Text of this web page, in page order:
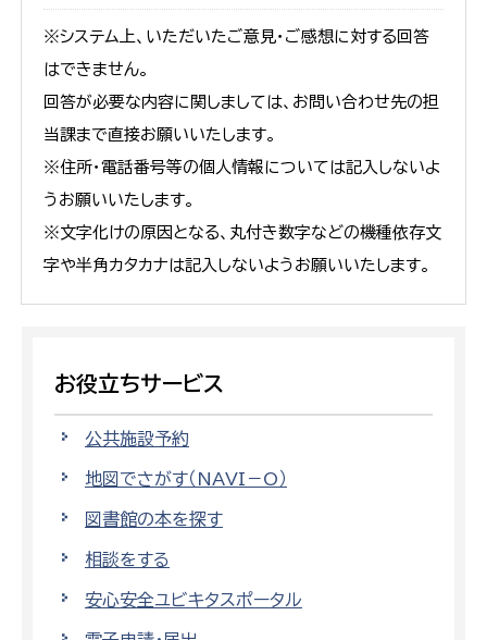
※システム上、いただいたご意見・ご感想に対する回答
はできません。
回答が必要な内容に関しましては、お問い合わせ先の担
当課まで直接お願いいたします。
※住所・電話番号等の個人情報については記入しないよ
うお願いいたします。
※文字化けの原因となる、丸付き数字などの機種依存文
字や半角カタカナは記入しないようお願いいたします。
お役立ちサービス
公共施設予約
地図でさがす（NAVI－O）
図書館の本を探す
相談をする
安心安全ユビキタスポータル